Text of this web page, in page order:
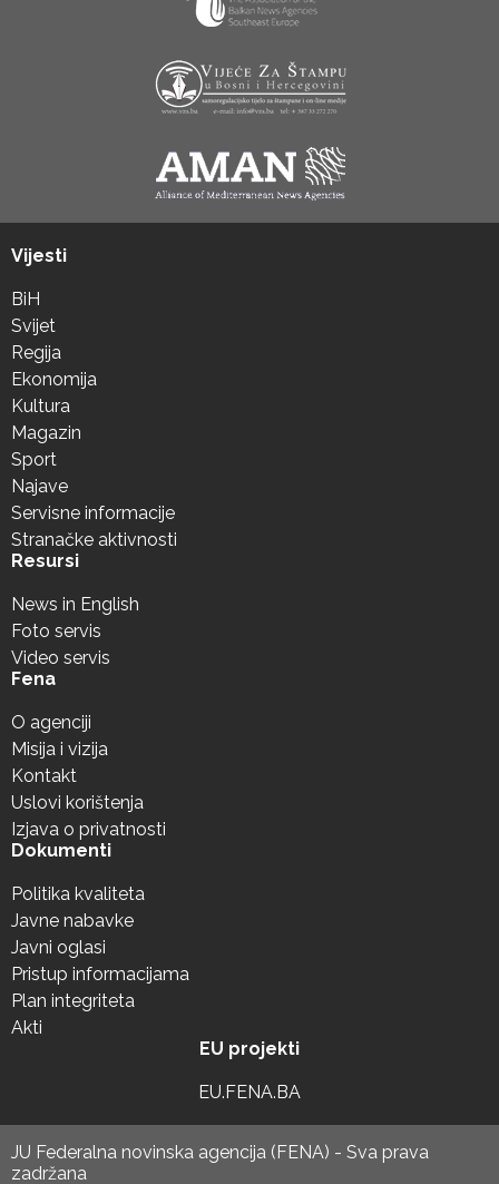
Vijesti
BiH
Svijet
Regija
Ekonomija
Kultura
Magazin
Sport
Najave
Servisne informacije
Stranačke aktivnosti
Resursi
News in English
Foto servis
Video servis
Fena
O agenciji
Misija i vizija
Kontakt
Uslovi korištenja
Izjava o privatnosti
Dokumenti
Politika kvaliteta
Javne nabavke
Javni oglasi
Pristup informacijama
Plan integriteta
Akti
EU projekti
EU.FENA.BA
JU Federalna novinska agencija (FENA) - Sva prava
zadržana